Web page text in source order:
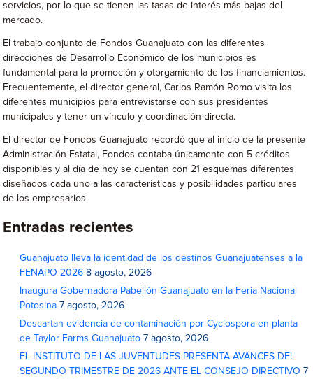
servicios, por lo que se tienen las tasas de interés más bajas del
mercado.
El trabajo conjunto de Fondos Guanajuato con las diferentes
direcciones de Desarrollo Económico de los municipios es
fundamental para la promoción y otorgamiento de los financiamientos.
Frecuentemente, el director general, Carlos Ramón Romo visita los
diferentes municipios para entrevistarse con sus presidentes
municipales y tener un vínculo y coordinación directa.
El director de Fondos Guanajuato recordó que al inicio de la presente
Administración Estatal, Fondos contaba únicamente con 5 créditos
disponibles y al día de hoy se cuentan con 21 esquemas diferentes
diseñados cada uno a las características y posibilidades particulares
de los empresarios.
Entradas recientes
Guanajuato lleva la identidad de los destinos Guanajuatenses a la
FENAPO 2026 8 agosto, 2026
Inaugura Gobernadora Pabellón Guanajuato en la Feria Nacional
Potosina 7 agosto, 2026
Descartan evidencia de contaminación por Cyclospora en planta
de Taylor Farms Guanajuato 7 agosto, 2026
EL INSTITUTO DE LAS JUVENTUDES PRESENTA AVANCES DEL
SEGUNDO TRIMESTRE DE 2026 ANTE EL CONSEJO DIRECTIVO 7